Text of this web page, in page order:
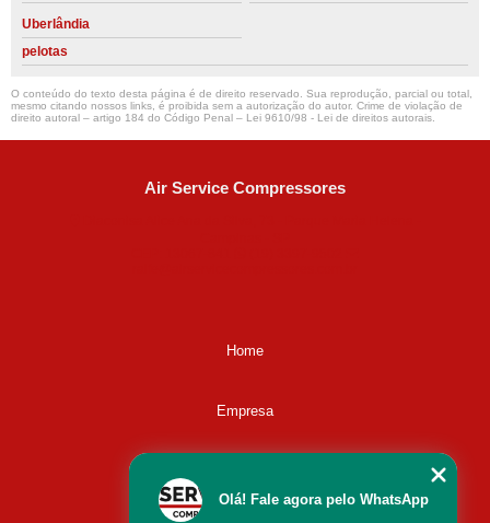
Uberlândia
pelotas
O conteúdo do texto desta página é de direito reservado. Sua reprodução, parcial ou total,
mesmo citando nossos links, é proibida sem a autorização do autor. Crime de violação de
direito autoral – artigo 184 do Código Penal – Lei 9610/98 - Lei de direitos autorais.
Air Service Compressores
Home
Empresa
Olá! Fale agora pelo WhatsApp